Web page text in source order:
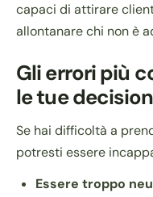
capaci di attirare
allontanare chi non è
Gli errori più
le tue
Se hai difficoltà a
potresti essere
Essere troppo